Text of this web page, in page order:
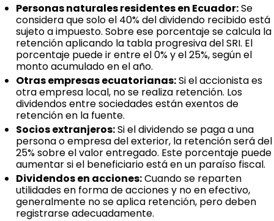
Personas naturales residentes en Ecuador:Se
considera que solo el 40% del dividendo recibido está
sujeto a impuesto. Sobre ese porcentaje se calcula la
retención aplicando la tabla progresiva del SRI. El
porcentaje puede ir entre el 0% y el 25%, según el
monto acumulado en el año.
Otras empresas ecuatorianas:Si el accionista es
otra empresa local, no se realiza retención. Los
dividendos entre sociedades están exentos de
retención en la fuente.
Socios extranjeros:Si el dividendo se paga a una
persona o empresa del exterior, la retención será del
25% sobre el valor entregado. Este porcentaje puede
aumentar si el beneficiario está en un paraíso fiscal.
Dividendos en acciones:Cuando se reparten
utilidades en forma de acciones y no en efectivo,
generalmente no se aplica retención, pero deben
registrarse adecuadamente.